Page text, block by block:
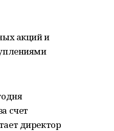
акций и
счет
директор